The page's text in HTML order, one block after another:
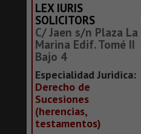
LEX IURIS
SOLICITORS
C/ Jaen s/n Plaza La
Marina Edif. Tomé II
Bajo 4
Especialidad Juridica:
Derecho de
Sucesiones
(herencias,
testamentos)